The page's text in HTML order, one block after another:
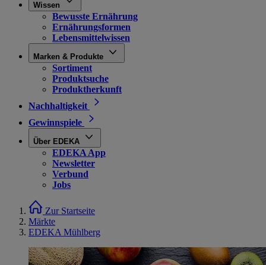
Wissen
Bewusste Ernährung
Ernährungsformen
Lebensmittelwissen
Marken & Produkte
Sortiment
Produktsuche
Produktherkunft
Nachhaltigkeit
Gewinnspiele
Über EDEKA
EDEKA App
Newsletter
Verbund
Jobs
Zur Startseite
Märkte
EDEKA Mühlberg